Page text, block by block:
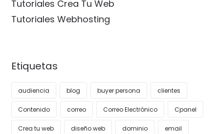
Tutoriales Crea Tu Web
Tutoriales Webhosting
Etiquetas
audiencia blog buyer persona clientes
Contenido correo Correo Electrónico Cpanel
Crea tu web diseño web dominio email